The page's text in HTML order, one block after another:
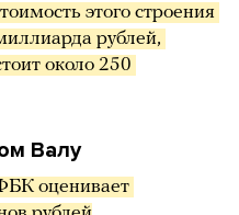
этого строения
рублей,
около 250
Валу
оценивает